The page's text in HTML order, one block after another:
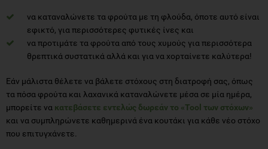
να καταναλώνετε τα φρούτα με τη φλούδα, όποτε αυτό είναι
εφικτό, για περισσότερες φυτικές ίνες και
να προτιμάτε τα φρούτα από τους χυμούς για περισσότερα
θρεπτικά συστατικά αλλά και για να χορταίνετε καλύτερα!
Εάν μάλιστα θέλετε να βάλετε στόχους στη διατροφή σας, όπως
τα πόσα φρούτα και λαχανικά καταναλώνετε μέσα σε μία ημέρα,
μπορείτε να κατεβάσετε εντελώς δωρεάν το «Tool των στόχων»
και να συμπληρώνετε καθημερινά ένα κουτάκι για κάθε νέο στόχο
που επιτυγχάνετε.